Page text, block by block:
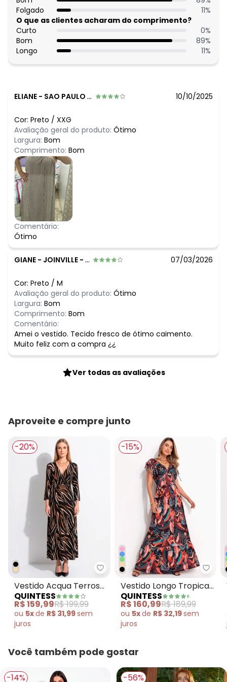
março/2026 N/D*
fevereiro/2026 R$ 209,99
Folgado
11%
O que as clientes acharam do comprimento?
Curto
0%
Bom
89%
Longo
11%
ELIANE - SAO PAULO - SP 10/10/2025
Cor: Preto / XXG
Avaliação geral do produto: Ótimo
Largura: Bom
Comprimento: Bom
Comentário:
Ótimo
GIANE - JOINVILLE - SC 07/03/2026
Cor: Preto / M
Avaliação geral do produto: Ótimo
Largura: Bom
Comprimento: Bom
Comentário:
Amei o vestido. Tecido fresco de ótimo caimento.
Muito feliz com a compra ¿¿
Ver todas as avaliações
Aproveite e compre junto
-20%
Quintess - Vestido Acqua
Vestido Acqua Terroso
em Malha de Viscose
QUINTESS
R$ 159,99R$ 199,99
ou 5xde R$ 31,99sem
juros
-15%
Vestido Longo Tropical
Preto com
Amarrações
QUINTESS
R$ 160,99R$ 189,99
ou 5xde R$ 32,19sem
juros
Você também pode gostar
-14% -56%